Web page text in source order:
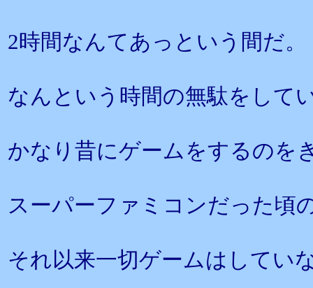
2時間なんてあっという間だ。
なんという時間の無駄をして
かなり昔にゲームをするのを
スーパーファミコンだった頃
それ以来一切ゲームはしてい